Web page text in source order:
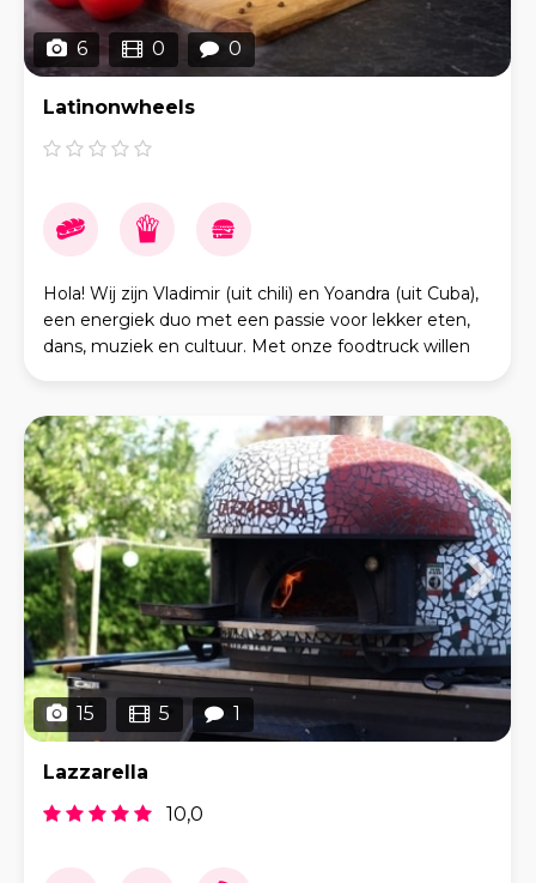
6 0 0
Latinonwheels
Hola! Wij zijn Vladimir (uit chili) en Yoandra (uit Cuba),
een energiek duo met een passie voor lekker eten,
dans, muziek en cultuur. Met onze foodtruck willen
15 5 1
Lazzarella
10,0